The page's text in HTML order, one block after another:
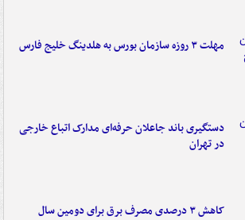
مهلت ۳ روزه سازمان بورس به هلدینگ خلیج فارس
دستگیری باند جاعلان حرفه‌ای مدارک اتباع خارجی
در تهران
کاهش ۳ درصدی مصرف برق برای دومین سال